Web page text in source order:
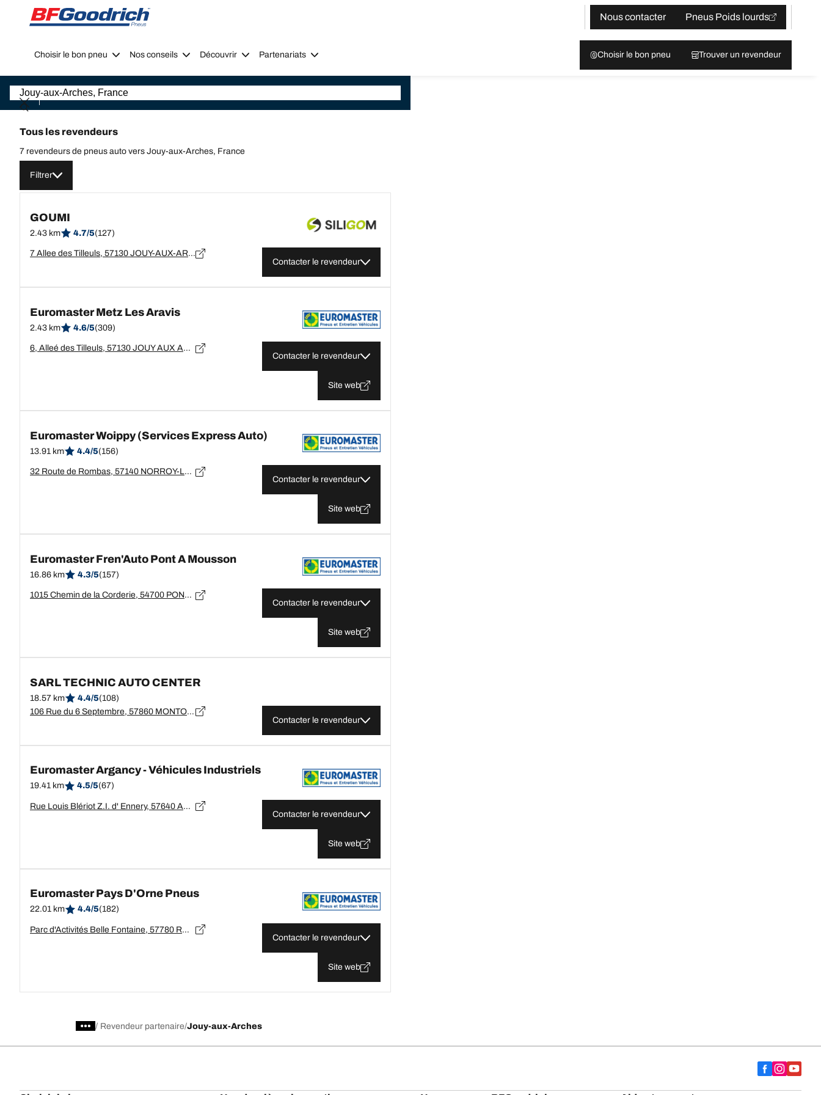
Go to page content
Go to page navigation
Nous contacter
Pneus Poids lourds
Choisir le bon pneu Nos conseils Découvrir Partenariats Choisir le bon pneu Trouver un revendeur
Tous les revendeurs
7 revendeurs de pneus auto vers Jouy-aux-Arches, France
Filtrer
GOUMI
2.43 km 4.7/5(127)
7 Allee des Tilleuls, 57130 JOUY-AUX-ARCHES
Contacter le revendeur
Euromaster Metz Les Aravis
2.43 km 4.6/5(309)
6, Alleé des Tilleuls, 57130 JOUY AUX ARCHES
Contacter le revendeur
Site web
Euromaster Woippy (Services Express Auto)
13.91 km 4.4/5(156)
32 Route de Rombas, 57140 NORROY-LE-VENEUR
Contacter le revendeur
Site web
Euromaster Fren'Auto Pont A Mousson
16.86 km 4.3/5(157)
1015 Chemin de la Corderie, 54700 PONT-A-MOUSSON
Contacter le revendeur
Site web
SARL TECHNIC AUTO CENTER
18.57 km 4.4/5(108)
106 Rue du 6 Septembre, 57860 MONTOIS-LA-MONTAGNE
Contacter le revendeur
Euromaster Argancy - Véhicules Industriels
19.41 km 4.5/5(67)
Rue Louis Blériot Z.I. d' Ennery, 57640 ARGANCY
Contacter le revendeur
Site web
Euromaster Pays D'Orne Pneus
22.01 km 4.4/5(182)
Parc d'Activités Belle Fontaine, 57780 ROSSELANGE
Contacter le revendeur
Site web
/ Revendeur partenaire Jouy-aux-Arches